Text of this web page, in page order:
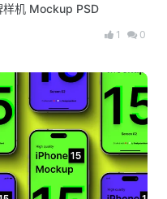
样机 Mockup PSD
1 0